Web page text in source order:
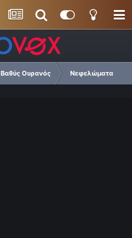
Βαθύς Ουρανός Νεφελώματα